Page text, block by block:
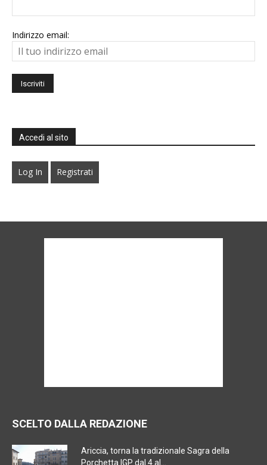
Indirizzo email:
Accedi al sito
Log In Registrati
SCELTO DALLA REDAZIONE
Ariccia, torna la tradizionale Sagra della
Porchetta IGP dal 4 al...